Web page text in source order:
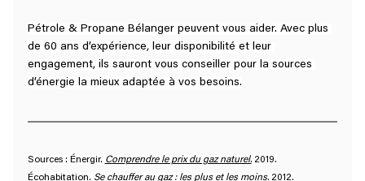
Pétrole & Propane Bélanger peuvent vous aider. Avec plus
de 60 ans d’expérience, leur disponibilité et leur
engagement, ils sauront vous conseiller pour la sources
d’énergie la mieux adaptée à vos besoins.
Sources : Énergir. Comprendre le prix du gaz naturel. 2019.
Écohabitation. Se chauffer au gaz : les plus et les moins. 2012.